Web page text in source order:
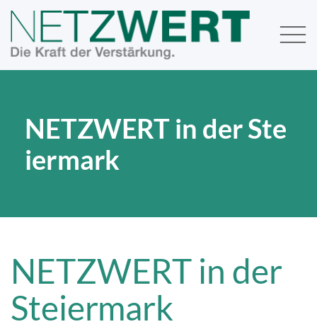
NETZWERT in der Ste
iermark
NETZWERT in der
Steiermark